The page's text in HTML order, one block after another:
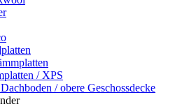
/ XPS
/ obere Geschossdecke